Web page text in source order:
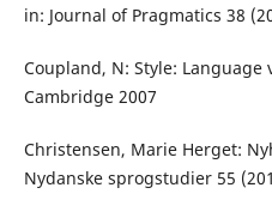
in: Journal of Pragmatics 38
Coupland, N: Style:
Cambridge 2007
Christensen, Marie Herget:
Nydanske sprogstudier 55